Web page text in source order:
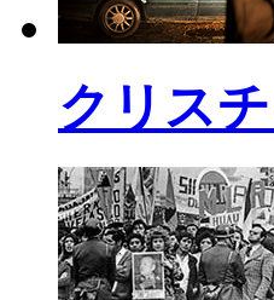
クリス